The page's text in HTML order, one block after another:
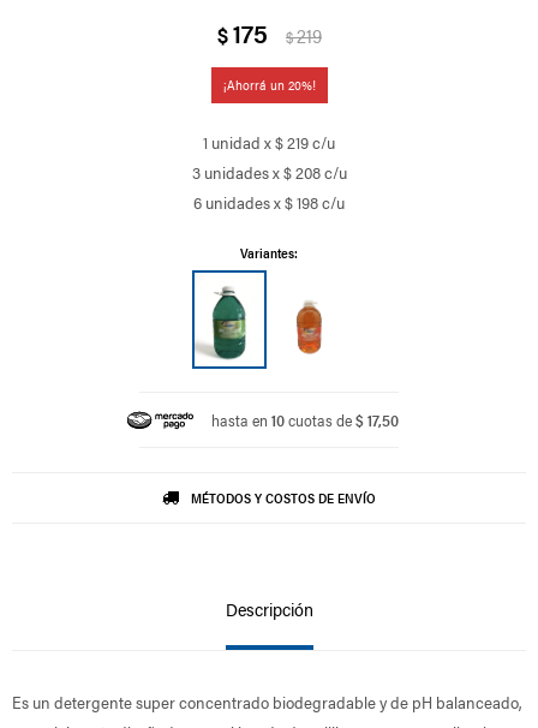
$175 $219
20
1 unidad x $ 219 c/u
3 unidades x $ 208 c/u
6 unidades x $ 198 c/u
Variantes:
hasta en 10cuotas de$ 17,50
MÉTODOS Y COSTOS DE ENVÍO
Descripción
Es un detergente super concentrado biodegradable y de pH balanceado,